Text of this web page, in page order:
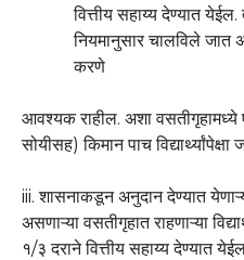
वित्तीय सहाय्य देण्यात
नियमानुसार चालविले जात
करणे
आवश्यक राहील. अशा
सोयीसह) किमान पाच
iii. शासनाकडून अनुदान देण्यात
असणाऱ्या वसतीगृहात राहणाऱ्या
१/३ दराने वित्तीय सहाय्य देण्यात